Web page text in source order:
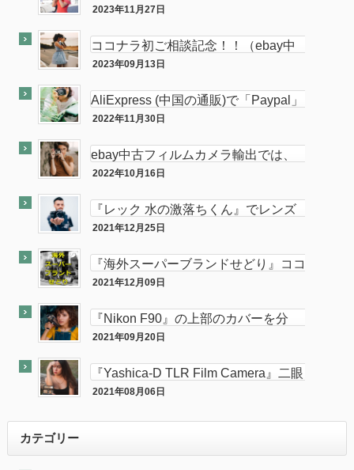
れ筋』がカメラである件
2023年11月27日
ココナラ初ご相談記念！！（ebay中
古フィルムカメラ輸出の相談をお受け
2023年09月13日
AliExpress (中国の通販)で「Paypal」
使って買い物してみた
2022年11月30日
ebay中古フィルムカメラ輸出では、
意外と「二眼カメラ」がオススメ…か
2022年10月16日
『レック 水の激落ちくん』でレンズ
のカビが簡単に落とせてふき取りも超
2021年12月25日
『海外スーパーブランドせどり』ココ
ナラに出品致しました。
2021年12月09日
『Nikon F90』の上部のカバーを分
解・修理してみた。
2021年09月20日
『Yashica-D TLR Film Camera』二眼
カメラが売れました。
2021年08月06日
カテゴリー